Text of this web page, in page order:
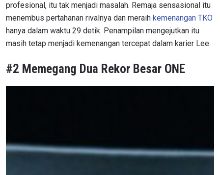
profesional, itu tak menjadi masalah. Remaja sensasional itu
menembus pertahanan rivalnya dan meraih kemenangan TKO
hanya dalam waktu 29 detik. Penampilan mengejutkan itu
masih tetap menjadi kemenangan tercepat dalam karier Lee.
#2 Memegang Dua Rekor Besar ONE